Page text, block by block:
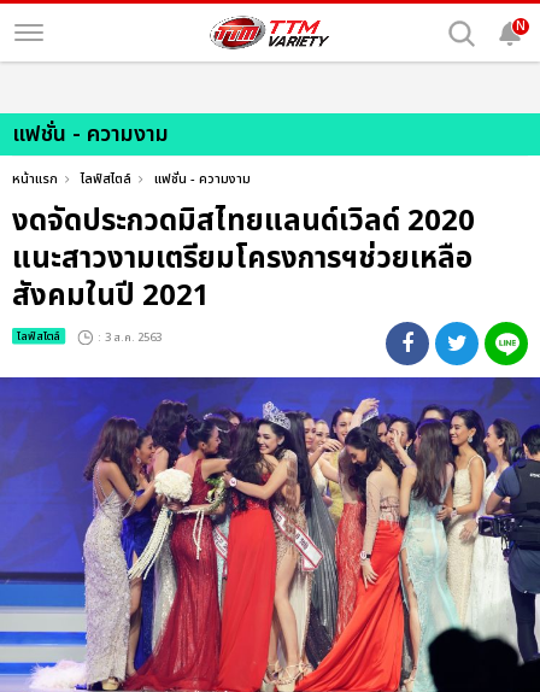
N
แฟชั่น - ความงาม
หน้าแรก ไลฟ์สไตล์ แฟชั่น - ความงาม
งดจัดประกวดมิสไทยแลนด์เวิลด์ 2020
แนะสาวงามเตรียมโครงการฯช่วยเหลือ
สังคมในปี 2021
ไลฟ์สไตล์ : 3 ส.ค. 2563